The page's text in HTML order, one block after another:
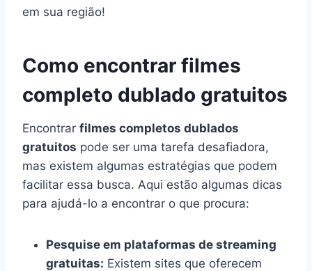
em sua região!
Como encontrar filmes
completo dublado gratuitos
Encontrar filmes completos dublados
gratuitos pode ser uma tarefa desafiadora,
mas existem algumas estratégias que podem
facilitar essa busca. Aqui estão algumas dicas
para ajudá-lo a encontrar o que procura:
Pesquise em plataformas de streaming
gratuitas: Existem sites que oferecem